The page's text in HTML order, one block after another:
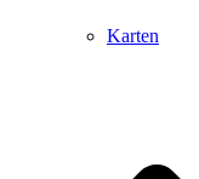
Karten